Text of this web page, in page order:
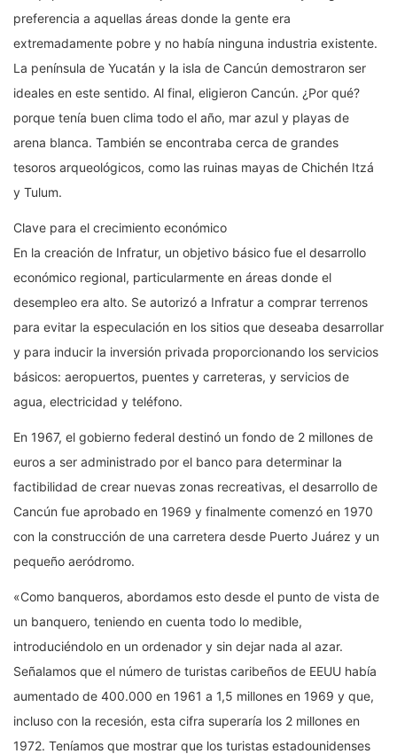
preferencia a aquellas áreas donde la gente era
extremadamente pobre y no había ninguna industria existente.
La península de Yucatán y la isla de Cancún demostraron ser
ideales en este sentido. Al final, eligieron Cancún. ¿Por qué?
porque tenía buen clima todo el año, mar azul y playas de
arena blanca. También se encontraba cerca de grandes
tesoros arqueológicos, como las ruinas mayas de Chichén Itzá
y Tulum.
Clave para el crecimiento económico
En la creación de Infratur, un objetivo básico fue el desarrollo
económico regional, particularmente en áreas donde el
desempleo era alto. Se autorizó a Infratur a comprar terrenos
para evitar la especulación en los sitios que deseaba desarrollar
y para inducir la inversión privada proporcionando los servicios
básicos: aeropuertos, puentes y carreteras, y servicios de
agua, electricidad y teléfono.
En 1967, el gobierno federal destinó un fondo de 2 millones de
euros a ser administrado por el banco para determinar la
factibilidad de crear nuevas zonas recreativas, el desarrollo de
Cancún fue aprobado en 1969 y finalmente comenzó en 1970
con la construcción de una carretera desde Puerto Juárez y un
pequeño aeródromo.
«Como banqueros, abordamos esto desde el punto de vista de
un banquero, teniendo en cuenta todo lo medible,
introduciéndolo en un ordenador y sin dejar nada al azar.
Señalamos que el número de turistas caribeños de EEUU había
aumentado de 400.000 en 1961 a 1,5 millones en 1969 y que,
incluso con la recesión, esta cifra superaría los 2 millones en
1972. Teníamos que mostrar que los turistas estadounidenses